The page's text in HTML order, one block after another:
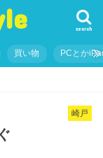
search
買い物 PCとか
崎戸